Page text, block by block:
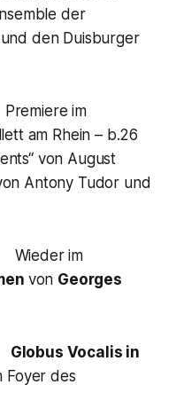
der
und den Duisburger
im
am Rhein – b.26
von August
Antony Tudor und
im
von Georges
Globus Vocalis in
Foyer des